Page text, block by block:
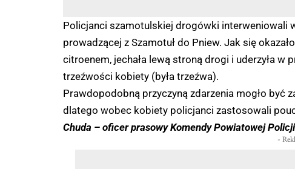
Policjanci szamotulskiej drogówki interweniowali
prowadzącej z Szamotuł do Pniew. Jak się
citroenem, jechała lewą stroną drogi i uderzyła
trzeźwości kobiety (była trzeźwa).
Prawdopodobną przyczyną zdarzenia mogło być
dlatego wobec kobiety policjanci zastosowali
Chuda – oficer prasowy Komendy Powiatowej
-